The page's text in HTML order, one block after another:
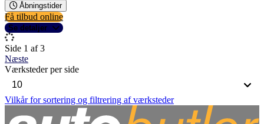
Åbningstider
Få tilbud online
Se detaljer
Side 1 af 3
Næste
Værksteder per side
Vilkår for sortering og filtrering af værksteder